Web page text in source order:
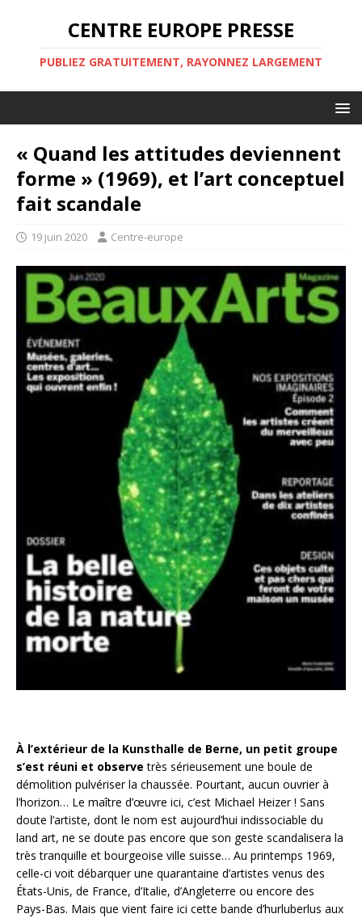
CENTRE EUROPE PRESSE
PUBLIEZ GRATUITEMENT, RAYONNEZ LARGEMENT
« Quand les attitudes deviennent
forme » (1969), et l’art conceptuel
fait scandale
19 juin 2020 Centre-europe
À l’extérieur de la Kunsthalle de Berne, un petit groupe
s’est réuni et observe très sérieusement une boule de
démolition pulvériser la chaussée. Pourtant, aucun ouvrier à
l’horizon… Le maître d’œuvre ici, c’est Michael Heizer ! Sans
doute l’artiste, dont le nom est aujourd’hui indissociable du
land art, ne se doute pas encore que son geste scandalisera la
très tranquille et bourgeoise ville suisse… Au printemps 1969,
celle-ci voit débarquer une quarantaine d’artistes venus des
États-Unis, de France, d’Italie, d’Angleterre ou encore des
Pays-Bas. Mais que vient faire ici cette bande d’hurluberlus aux